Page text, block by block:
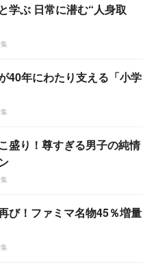
学ぶ 日常に潜む“人身取
40年にわたり支える「小学
盛り！尊すぎる男子の純情
び！ファミマ名物45％増量